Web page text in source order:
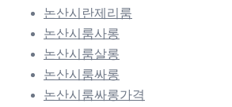
논산시란제리룸
논산시룸사롱
논산시룸살롱
논산시룸싸롱
논산시룸싸롱가격